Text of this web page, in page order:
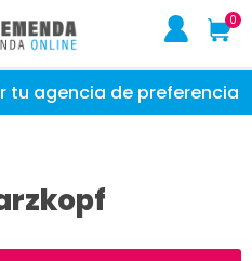
0
tu agencia de preferencia